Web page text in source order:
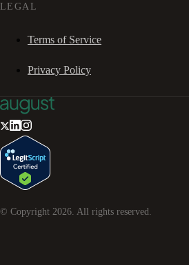
LEGAL
Terms of Service
Privacy Policy
© Copyright 2026 . All rights reserved.